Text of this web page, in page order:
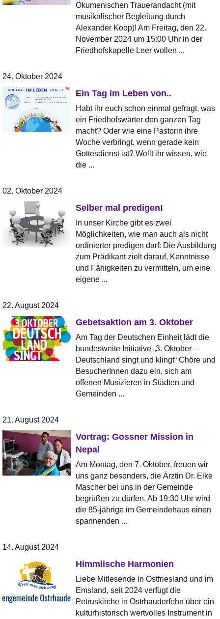
Ökumenischen Trauerandacht (mit
musikalischer Begleitung durch
Alexander Koop)! Am Freitag, den 22.
November 2024 um 15:00 Uhr in der
Friedhofskapelle Leer wollen ...
24. Oktober 2024
Ein Tag im Leben von..
Habt ihr euch schon einmal gefragt, was
ein Friedhofswärter den ganzen Tag
macht? Oder wie eine Pastorin ihre
Woche verbringt, wenn gerade kein
Gottesdienst ist? Wollt ihr wissen, wie
die ...
02. Oktober 2024
Selber mal predigen!
In unser Kirche gibt es zwei
Möglichkeiten, wie man auch als nicht
ordinierter predigen darf: Die Ausbildung
zum Prädikant zielt darauf, Kenntnisse
und Fähigkeiten zu vermitteln, um eine
eigene ...
22. August 2024
Gebetsaktion am 3. Oktober
Am Tag der Deutschen Einheit lädt die
bundesweite Initiative „3. Oktober –
Deutschland singt und klingt“ Chöre und
BesucherInnen dazu ein, sich am
offenen Musizieren in Städten und
Gemeinden ...
21. August 2024
Vortrag: Gossner Mission in
Nepal
Am Montag, den 7. Oktober, freuen wir
uns ganz besonders, die Ärztin Dr. Elke
Mascher bei uns in der Gemeinde
begrüßen zu dürfen. Ab 19:30 Uhr wird
die 85-jährige im Gemeindehaus einen
spannenden ...
14. August 2024
Himmlische Harmonien
Liebe Mitlesende in Ostfriesland und im
Emsland, seit 2024 verfügt die
Petruskirche in Ostrhauderfehn über ein
kulturhistorisch wertvolles Instrument in